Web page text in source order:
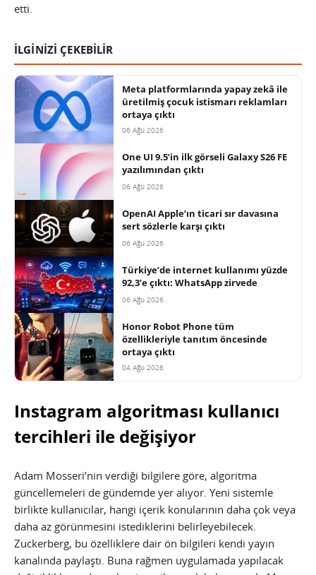
etti.
İLGİNİZİ ÇEKEBİLİR
Meta platformlarında yapay zekâ ile
üretilmiş çocuk istismarı reklamları
ortaya çıktı
06 Ağu 2026
One UI 9.5’in ilk görseli Galaxy S26 FE
yazılımından çıktı
06 Ağu 2026
OpenAI Apple’ın ticari sır davasına
sert sözlerle karşı çıktı
06 Ağu 2026
Türkiye’de internet kullanımı yüzde
92,3’e çıktı: WhatsApp zirvede
06 Ağu 2026
Honor Robot Phone tüm
özellikleriyle tanıtım öncesinde
ortaya çıktı
04 Ağu 2026
Instagram algoritması kullanıcı
tercihleri ile değişiyor
Adam Mosseri’nin verdiği bilgilere göre, algoritma
güncellemeleri de gündemde yer alıyor. Yeni sistemle
birlikte kullanıcılar, hangi içerik konularının daha çok veya
daha az görünmesini istediklerini belirleyebilecek.
Zuckerberg, bu özelliklere dair ön bilgileri kendi yayın
kanalında paylaştı. Buna rağmen uygulamada yapılacak